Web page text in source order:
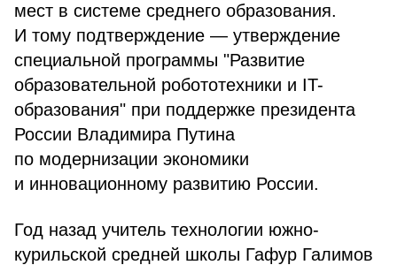
мест в системе среднего образования.
И тому подтверждение — утверждение
специальной программы "Развитие
образовательной робототехники и IT-
образования" при поддержке президента
России Владимира Путина
по модернизации экономики
и инновационному развитию России.
Год назад учитель технологии южно-
курильской средней школы Гафур Галимов